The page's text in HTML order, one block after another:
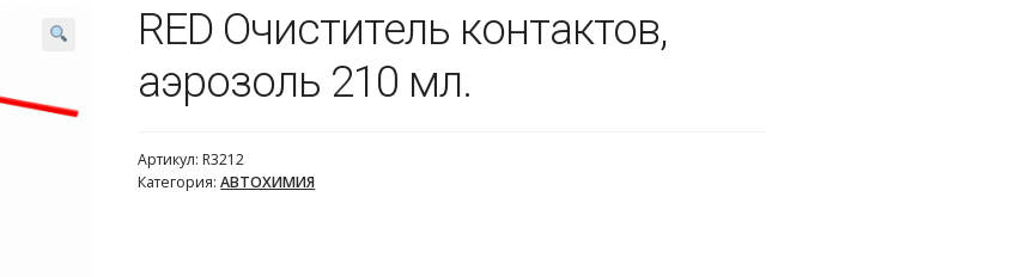
RED Очиститель контактов,
аэрозоль 210 мл.
Артикул:R3212
Категория:АВТОХИМИЯ